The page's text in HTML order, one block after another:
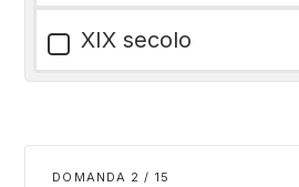
XIX secolo
DOMANDA / 15